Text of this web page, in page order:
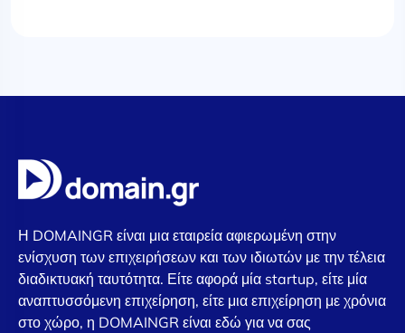
Η DOMAINGR είναι μια εταιρεία αφιερωμένη στην
ενίσχυση των επιχειρήσεων και των ιδιωτών με την τέλεια
διαδικτυακή ταυτότητα. Είτε αφορά μία startup, είτε μία
αναπτυσσόμενη επιχείρηση, είτε μια επιχείρηση με χρόνια
στο χώρο, η DOMAINGR είναι εδώ για να σας